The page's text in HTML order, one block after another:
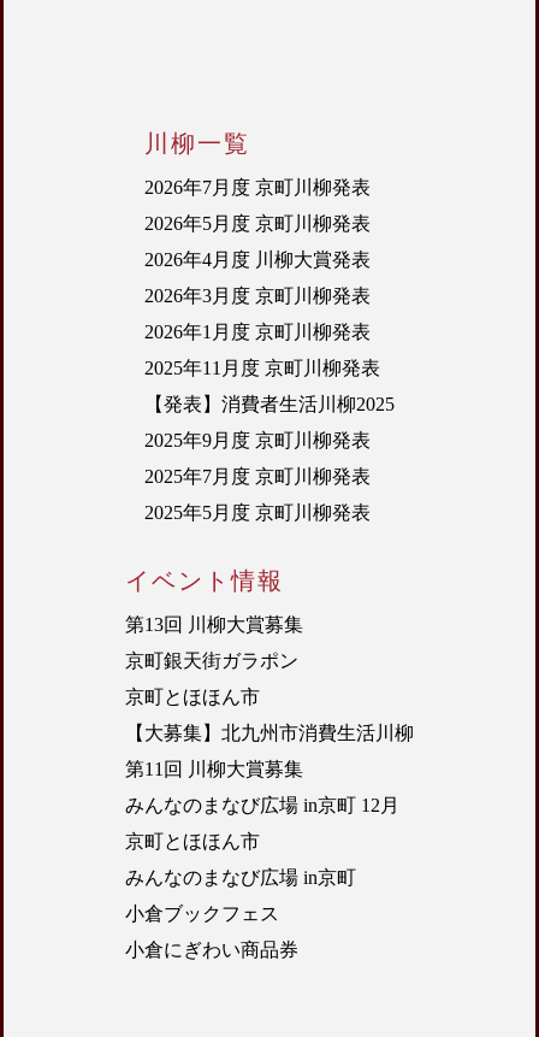
イベント情報
第13回 川柳大賞募集
京町銀天街ガラポン
京町とほほん市
【大募集】北九州市消費生活川柳
第11回 川柳大賞募集
みんなのまなび広場 in京町 12月
京町とほほん市
みんなのまなび広場 in京町
小倉ブックフェス
小倉にぎわい商品券
川柳一覧
2026年7月度 京町川柳発表
2026年5月度 京町川柳発表
2026年4月度 川柳大賞発表
2026年3月度 京町川柳発表
2026年1月度 京町川柳発表
2025年11月度 京町川柳発表
【発表】消費者生活川柳2025
2025年9月度 京町川柳発表
2025年7月度 京町川柳発表
2025年5月度 京町川柳発表